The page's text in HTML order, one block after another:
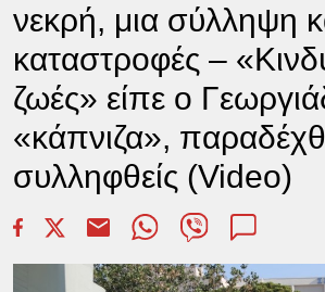
νεκρή, μια σύλληψη
καταστροφές –
ζωές» είπε ο
«κάπνιζα»,
συλληφθείς (Video)